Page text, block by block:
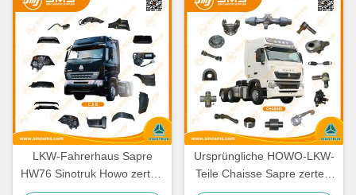
LKW-Fahrerhaus Sapre
HW76 Sinotruk Howo zerteilt
Ersatzteile Cabine
Ursprüngliche HOWO-LKW-
Teile Chaisse Sapre zerteilt
Standardgröße